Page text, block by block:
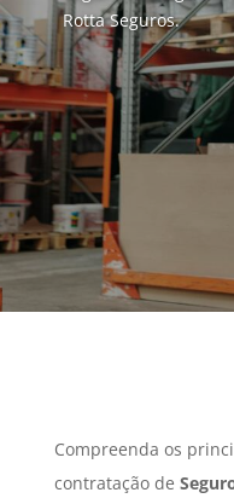
Rotta Seguros.
Compreenda os
contratação de